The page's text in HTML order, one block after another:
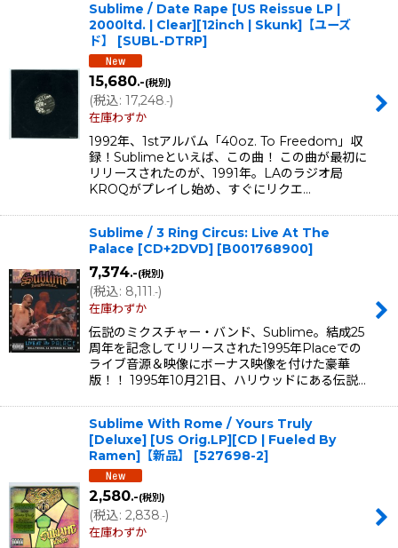
Sublime / Date Rape [US Reissue LP |
2000ltd. | Clear][12inch | Skunk]【ユーズ
ド】
[SUBL-DTRP]
15,680.-(税別)
(税込: 17,248.-)
在庫わずか
1992年、1stアルバム「40oz. To Freedom」収
録！Sublimeといえば、この曲！ この曲が最初に
リリースされたのが、1991年。LAのラジオ局
KROQがプレイし始め、すぐにリクエ…
Sublime / 3 Ring Circus: Live At The
Palace [CD+2DVD] [B001768900]
7,374.-(税別)
(税込: 8,111.-)
在庫わずか
伝説のミクスチャー・バンド、Sublime。結成25
周年を記念してリリースされた1995年Placeでの
ライブ音源＆映像にボーナス映像を付けた豪華
版！！ 1995年10月21日、ハリウッドにある伝説…
Sublime With Rome / Yours Truly
[Deluxe] [US Orig.LP][CD | Fueled By
Ramen]【新品】
[527698-2]
2,580.-(税別)
(税込: 2,838.-)
在庫わずか